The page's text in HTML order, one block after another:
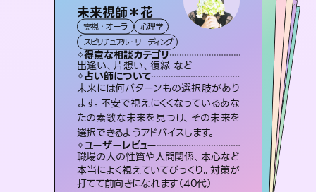
未来視師＊花
霊視・オーラ
心理学
スピリチュアル・リーディング
得意な相談カテゴリ
出逢い、片想い、復縁 など
占い師について
未来には何パターンもの選択肢があり
ます。不安で視えにくくなっているあな
たの素敵な未来を見つけ、その未来を
選択できるようアドバイスします。
ユーザーレビュー
職場の人の性質や人間関係、本心など
本当によく視えていてびっくり。対策が
打てて前向きになれます（40代）
セラピスト理恵
霊視・オーラ タロット
スピリチュアル・リーディング
得意な相談カテゴリ
片想い、二人の未来、年の差 など
占い師について
連絡再開、復縁、成就などの報告実績
多数。セラピストとして2万超の施術経
験があるからこそできる鑑定で、より良
い未来をサポートします。
ユーザーレビュー
とても心温まる鑑定でした。しかもこち
らは何も言っていないのに視えていらっ
しゃるんだなと驚きです（30代女性）
桃源珠羽（ とうげんみう）
霊視・オーラ
スピリチュアル・リーディング
得意な相談カテゴリ
片想い、あの人の気持ち、復縁 など
占い師について
恋愛のお悩みの中でも特に「曖昧な関
係」の相談を得意としており、友達以上
恋人未満なお相手との今後や本音を丁
寧に読み解き恋愛成就へと導きます。
ユーザーレビュー
鑑定していただいてアドバイス通りに行
動すると仲が復活してきました。ありが
とうございました（40代 女性）
おう 霊感オラクル
霊視・オーラ
オラクルカード
得意な相談カテゴリ
恋愛総合、あの人の気持ち など
占い師について
霊視×オラクルカードを使って「今」と「未来」そして「気になるあの人の気持ち」まで丁寧に読み解き、恋や人生のヒントを優しく引き出します。
ユーザーレビュー
不安な気持ちが嘘みたいに晴れまし
た…！よく視えていらっしゃるんだなと
感じました（40代 女性）
アイリス -iris-
西洋占星術
ルーン
得意な相談カテゴリ
恋愛総合、片想い、二人の未来 など
占い師について
復縁、恋愛、不倫の行方、同性愛や片
思い、仕事関係や借金問題まで知りた
いことや心の負担になっていることを
紐解き、背中をそっと押して導きます。
ユーザーレビュー
安心感のあり、言い切ってくれる所や濁
さない鑑定のおかげで、毎回自分の気
持ちを整えられます（30代 男性）
彗望（すいぼう
霊視・オーラ
スピリチュアル・リーディング
得意な相談カテゴリ
片想い、あの人の気持ち、復縁 など
占い師について
3,700年以上の歴史を持つ東洋最古の
占術「易占」で詳細まで占い、幸せへ向
かう道筋を示します。厳しい結果にも具
体的な対策をお伝えします。
ユーザーレビュー
複雑な背景もしっかり聞いて鑑定して
いただけました。気持ちが楽になりまし
た（50代 女性）